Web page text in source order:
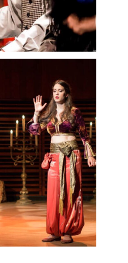
et Azor
oscarisé
chanté
Pergolèse et le
Lyriques de
débuts à
2013 dans les
) etMiss Ellen
la doublure de
2014.
les rôles de
), Arsena(Der
Zerlina(Don